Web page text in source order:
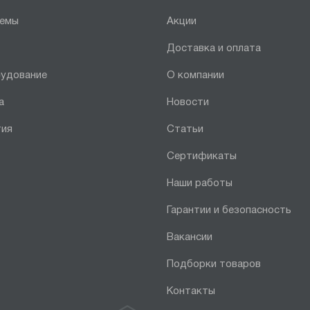
Акции
Доставка и оплата
О компании
Новости
Статьи
Сертификаты
Наши работы
Гарантии и безопасность
Вакансии
Подборки товаров
Контакты